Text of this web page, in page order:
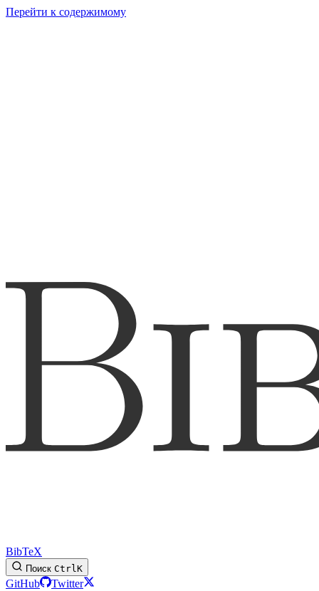
Перейти к содержимому
BibTeX
Поиск CtrlK
GitHub
Twitter